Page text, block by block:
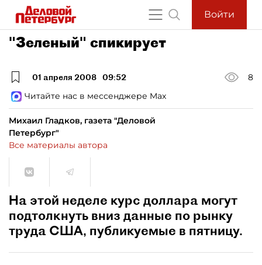
Войти
"Зеленый" спикирует
01 апреля 2008 09:52
8
Читайте нас в мессенджере Max
Михаил Гладков, газета "Деловой
Петербург"
Все материалы автора
На этой неделе курс доллара могут
подтолкнуть вниз данные по рынку
труда США, публикуемые в пятницу.